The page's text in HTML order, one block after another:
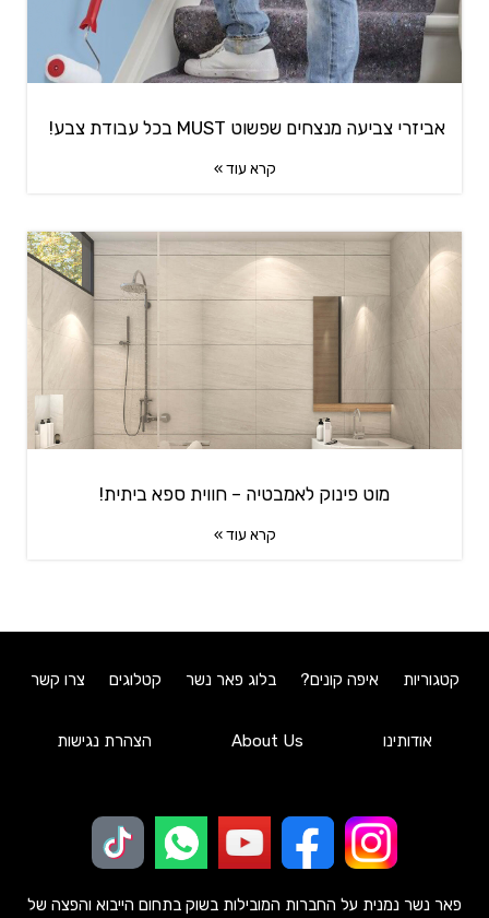
אביזרי צביעה מנצחים שפשוט MUST בכל עבודת צבע!
קרא עוד »
מוט פינוק לאמבטיה – חווית ספא ביתית!
קרא עוד »
קטגוריות איפה קונים? בלוג פאר נשר קטלוגים צרו קשר
אודותינו About Us הצהרת נגישות
פאר נשר נמנית על החברות המובילות בשוק בתחום הייבוא והפצה של